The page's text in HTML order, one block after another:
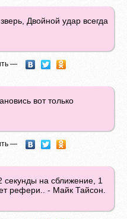
Двойной удар всегда
—
вот только
—
секунды на сближение, 1
рефери.. - Майк Тайсон.